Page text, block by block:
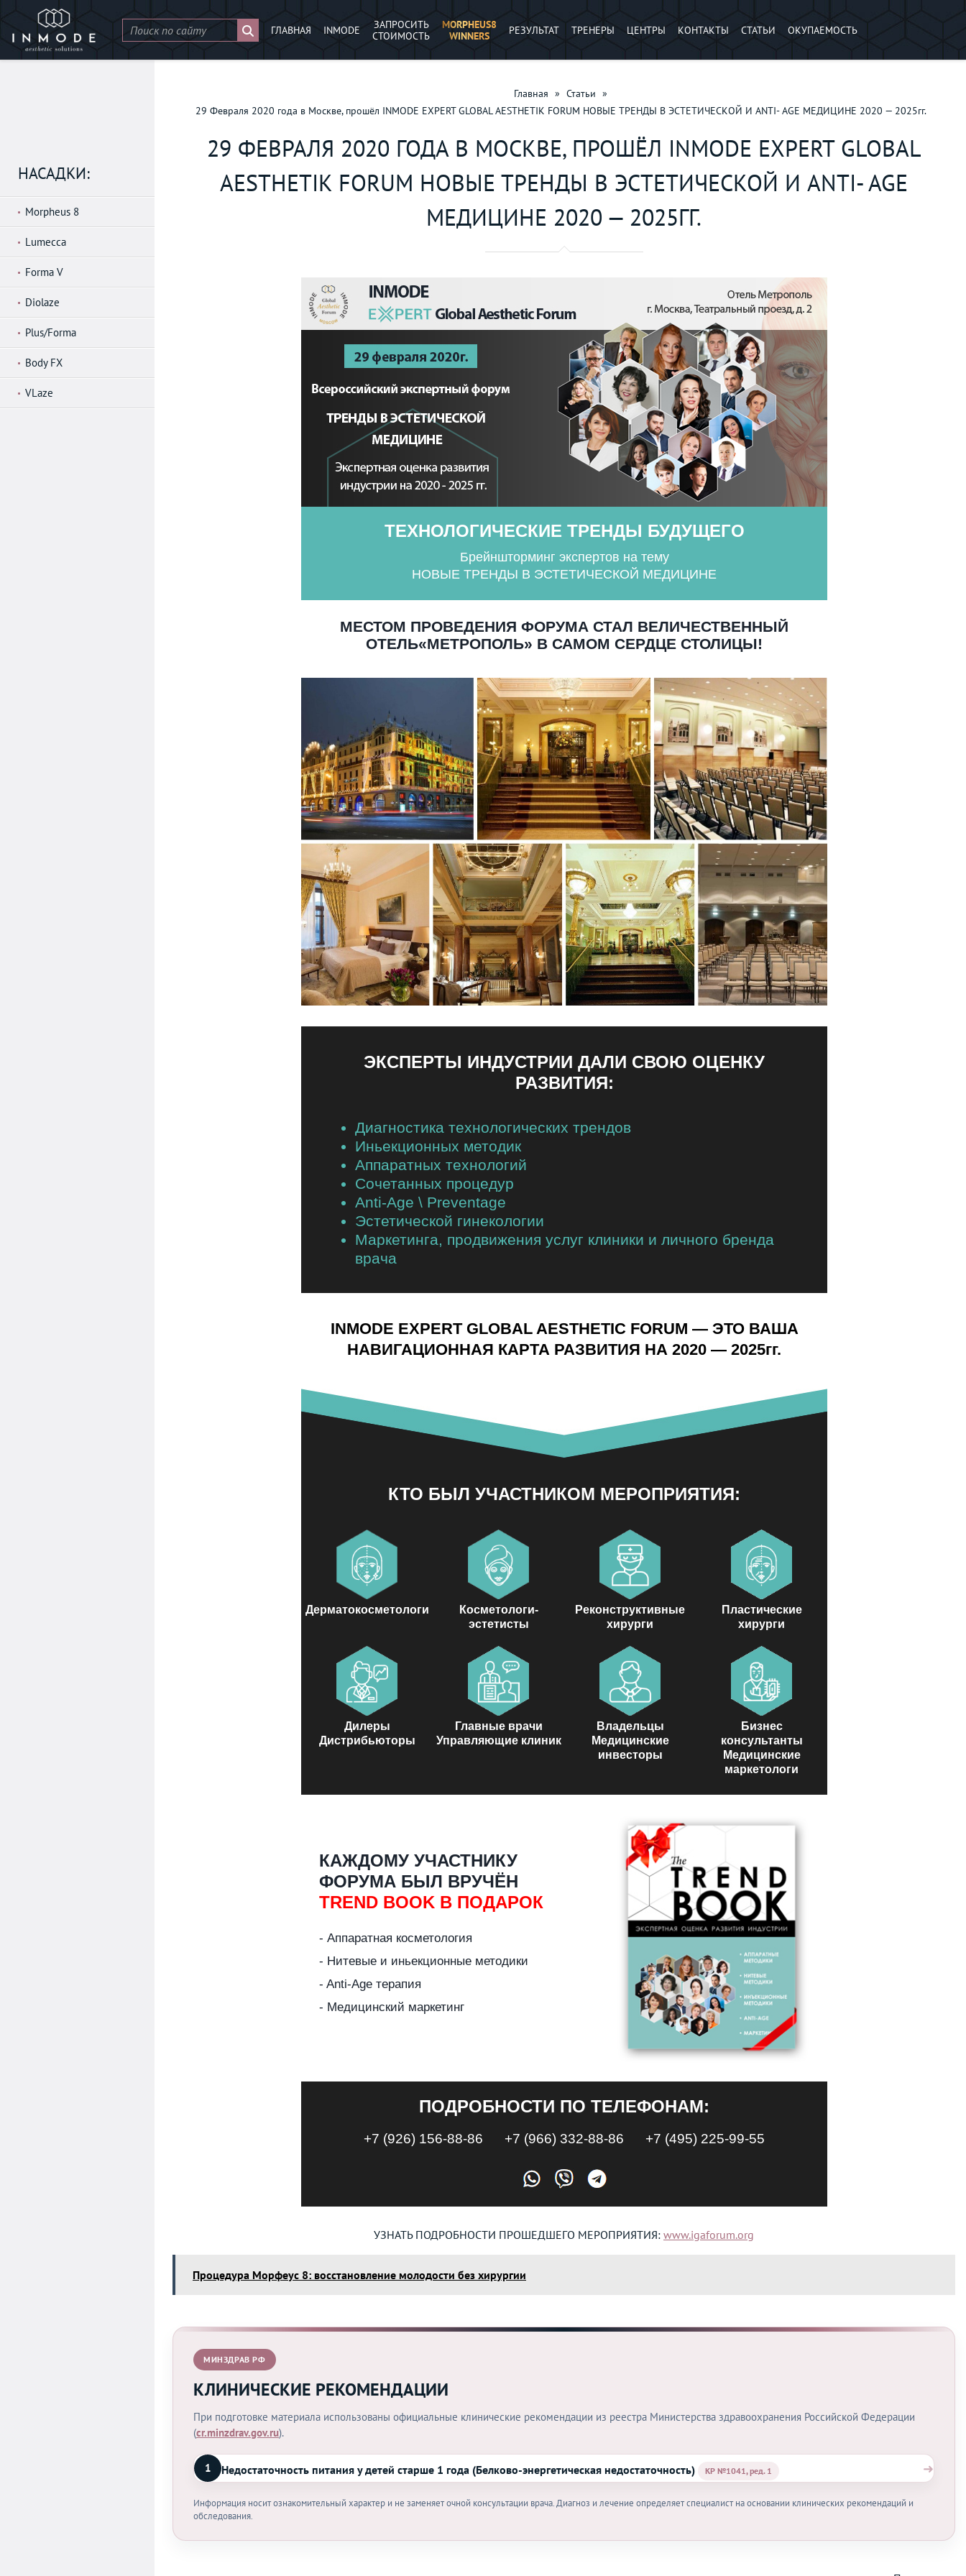
ГЛАВНАЯ INMODE
ЗАПРОСИТЬ
СТОИМОСТЬ
MORPHEUS8
WINNERS
РЕЗУЛЬТАТ ТРЕНЕРЫ ЦЕНТРЫ КОНТАКТЫ СТАТЬИ ОКУПАЕМОСТЬ
НАСАДКИ:
Morpheus 8
Lumecca
Forma V
Diolaze
Plus/Forma
Body FX
VLaze
Главная » Статьи »
29 Февраля 2020 года в Москве, прошёл INMODE EXPERT GLOBAL AESTHETIK FORUM НОВЫЕ ТРЕНДЫ В ЭСТЕТИЧЕСКОЙ И ANTI- AGE МЕДИЦИНЕ 2020 — 2025гг.
29 ФЕВРАЛЯ 2020 ГОДА В МОСКВЕ, ПРОШЁЛ INMODE EXPERT GLOBAL
AESTHETIK FORUM НОВЫЕ ТРЕНДЫ В ЭСТЕТИЧЕСКОЙ И ANTI- AGE
МЕДИЦИНЕ 2020 — 2025ГГ.
УЗНАТЬ ПОДРОБНОСТИ ПРОШЕДШЕГО МЕРОПРИЯТИЯ: www.igaforum.org
Процедура Морфеус 8: восстановление молодости без хирургии
МИНЗДРАВ РФ
КЛИНИЧЕСКИЕ РЕКОМЕНДАЦИИ
При подготовке материала использованы официальные клинические рекомендации из реестра Министерства здравоохранения Российской Федерации
(cr.minzdrav.gov.ru).
1 Недостаточность питания у детей старше 1 года (Белково-энергетическая недостаточность) КР №1041, ред. 1 ➜
Информация носит ознакомительный характер и не заменяет очной консультации врача. Диагноз и лечение определяет специалист на основании клинических рекомендаций и
обследования.